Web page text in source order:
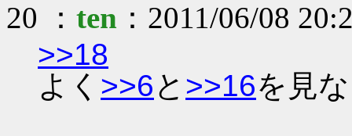
20 ： ten ：2011/06/08
>>18
よく >>6と >>16を見